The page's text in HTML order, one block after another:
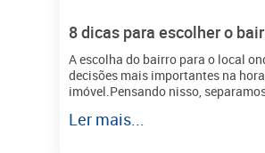
8 dicas para escolher o
A escolha do bairro para o local
decisões mais importantes na
imóvel.Pensando nisso,
Ler mais...